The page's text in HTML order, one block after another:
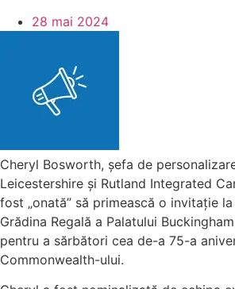
28 mai 2024
Cheryl Bosworth, șefa de
Leicestershire și Rutland Integrated
fost „onată” să primească o invitație
Grădina Regală a Palatului
pentru a sărbători cea de-a 75-a
Commonwealth-ului.